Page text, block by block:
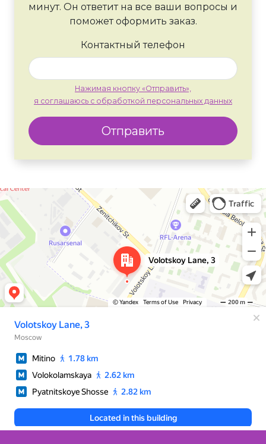
минут. Он ответит на все ваши вопросы и
поможет оформить заказ.
Контактный телефон
Нажимая кнопку «Отправить»,
я соглашаюсь с обработкой персональных данных
Отправить
Москва
Яндекс Карты — транспорт, навигация, поиск мест